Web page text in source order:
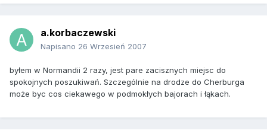
a.korbaczewski
Napisano 26 Wrzesień 2007
byłem w Normandii 2 razy, jest pare zacisznych miejsc do
spokojnych poszukiwań. Szczególnie na drodze do Cherburga
może byc cos ciekawego w podmokłych bajorach i łąkach.